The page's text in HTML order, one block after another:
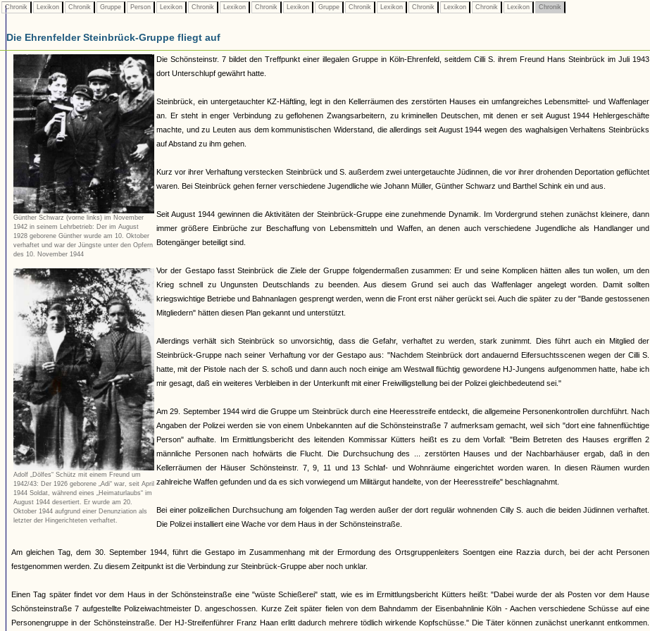
Chronik Lexikon Chronik Gruppe Person Lexikon Chronik Lexikon Chronik Lexikon Gruppe Chronik Lexikon Chronik Lexikon Chronik Lexikon Chronik
Die Ehrenfelder Steinbrück-Gruppe fliegt auf
Günther Schwarz (vorne links) im November
1942 in seinem Lehrbetrieb: Der im August
1928 geborene Günther wurde am 10. Oktober
verhaftet und war der Jüngste unter den Opfern
des 10. November 1944
Adolf „Dölfes“ Schütz mit einem Freund um
1942/43: Der 1926 geborene „Adi“ war, seit April
1944 Soldat, während eines „Heimaturlaubs“ im
August 1944 desertiert. Er wurde am 20.
Oktober 1944 aufgrund einer Denunziation als
letzter der Hingerichteten verhaftet.
Die Schönsteinstr. 7 bildet den Treffpunkt einer illegalen Gruppe in Köln-Ehrenfeld, seitdem Cilli S. ihrem Freund Hans Steinbrück im Juli 1943
dort Unterschlupf gewährt hatte.
Steinbrück, ein untergetauchter KZ-Häftling, legt in den Kellerräumen des zerstörten Hauses ein umfangreiches Lebensmittel- und Waffenlager
an. Er steht in enger Verbindung zu geflohenen Zwangsarbeitern, zu kriminellen Deutschen, mit denen er seit August 1944 Hehlergeschäfte
machte, und zu Leuten aus dem kommunistischen Widerstand, die allerdings seit August 1944 wegen des waghalsigen Verhaltens Steinbrücks
auf Abstand zu ihm gehen.
Kurz vor ihrer Verhaftung verstecken Steinbrück und S. außerdem zwei untergetauchte Jüdinnen, die vor ihrer drohenden Deportation geflüchtet
waren. Bei Steinbrück gehen ferner verschiedene Jugendliche wie Johann Müller, Günther Schwarz und Barthel Schink ein und aus.
Seit August 1944 gewinnen die Aktivitäten der Steinbrück-Gruppe eine zunehmende Dynamik. Im Vordergrund stehen zunächst kleinere, dann
immer größere Einbrüche zur Beschaffung von Lebensmitteln und Waffen, an denen auch verschiedene Jugendliche als Handlanger und
Botengänger beteiligt sind.
Vor der Gestapo fasst Steinbrück die Ziele der Gruppe folgendermaßen zusammen: Er und seine Komplicen hätten alles tun wollen, um den
Krieg schnell zu Ungunsten Deutschlands zu beenden. Aus diesem Grund sei auch das Waffenlager angelegt worden. Damit sollten
kriegswichtige Betriebe und Bahnanlagen gesprengt werden, wenn die Front erst näher gerückt sei. Auch die später zu der "Bande gestossenen
Mitgliedern" hätten diesen Plan gekannt und unterstützt.
Allerdings verhält sich Steinbrück so unvorsichtig, dass die Gefahr, verhaftet zu werden, stark zunimmt. Dies führt auch ein Mitglied der
Steinbrück-Gruppe nach seiner Verhaftung vor der Gestapo aus: "Nachdem Steinbrück dort andauernd Eifersuchtsscenen wegen der Cilli S.
hatte, mit der Pistole nach der S. schoß und dann auch noch einige am Westwall flüchtig gewordene HJ-Jungens aufgenommen hatte, habe ich
mir gesagt, daß ein weiteres Verbleiben in der Unterkunft mit einer Freiwilligstellung bei der Polizei gleichbedeutend sei."
Am 29. September 1944 wird die Gruppe um Steinbrück durch eine Heeresstreife entdeckt, die allgemeine Personenkontrollen durchführt. Nach
Angaben der Polizei werden sie von einem Unbekannten auf die Schönsteinstraße 7 aufmerksam gemacht, weil sich "dort eine fahnenflüchtige
Person" aufhalte. Im Ermittlungsbericht des leitenden Kommissar Kütters heißt es zu dem Vorfall: "Beim Betreten des Hauses ergriffen 2
männliche Personen nach hofwärts die Flucht. Die Durchsuchung des ... zerstörten Hauses und der Nachbarhäuser ergab, daß in den
Kellerräumen der Häuser Schönsteinstr. 7, 9, 11 und 13 Schlaf- und Wohnräume eingerichtet worden waren. In diesen Räumen wurden
zahlreiche Waffen gefunden und da es sich vorwiegend um Militärgut handelte, von der Heeresstreife" beschlagnahmt.
Bei einer polizeilichen Durchsuchung am folgenden Tag werden außer der dort regulär wohnenden Cilly S. auch die beiden Jüdinnen verhaftet.
Die Polizei installiert eine Wache vor dem Haus in der Schönsteinstraße.
Am gleichen Tag, dem 30. September 1944, führt die Gestapo im Zusammenhang mit der Ermordung des Ortsgruppenleiters Soentgen eine Razzia durch, bei der acht Personen
festgenommen werden. Zu diesem Zeitpunkt ist die Verbindung zur Steinbrück-Gruppe aber noch unklar.
Einen Tag später findet vor dem Haus in der Schönsteinstraße eine "wüste Schießerei" statt, wie es im Ermittlungsbericht Kütters heißt: "Dabei wurde der als Posten vor dem Hause
Schönsteinstraße 7 aufgestellte Polizeiwachtmeister D. angeschossen. Kurze Zeit später fielen von dem Bahndamm der Eisenbahnlinie Köln - Aachen verschiedene Schüsse auf eine
Personengruppe in der Schönsteinstraße. Der HJ-Streifenführer Franz Haan erlitt dadurch mehrere tödlich wirkende Kopfschüsse." Die Täter können zunächst unerkannt entkommen.